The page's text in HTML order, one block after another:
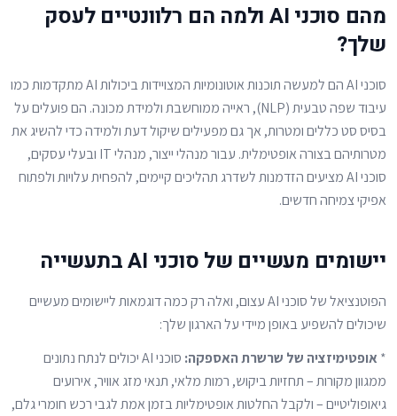
מהם סוכני AI ולמה הם רלוונטיים לעסק
שלך?
סוכני AI הם למעשה תוכנות אוטונומיות המצויידות ביכולות AI מתקדמות כמו
עיבוד שפה טבעית (NLP), ראייה ממוחשבת ולמידת מכונה. הם פועלים על
בסיס סט כללים ומטרות, אך גם מפעילים שיקול דעת ולמידה כדי להשיג את
מטרותיהם בצורה אופטימלית. עבור מנהלי ייצור, מנהלי IT ובעלי עסקים,
סוכני AI מציעים הזדמנות לשדרג תהליכים קיימים, להפחית עלויות ולפתוח
אפיקי צמיחה חדשים.
יישומים מעשיים של סוכני AI בתעשייה
הפוטנציאל של סוכני AI עצום, ואלה רק כמה דוגמאות ליישומים מעשיים
שיכולים להשפיע באופן מיידי על הארגון שלך:
* אופטימיזציה של שרשרת האספקה:
סוכני AI יכולים לנתח נתונים
ממגוון מקורות – תחזיות ביקוש, רמות מלאי, תנאי מזג אוויר, אירועים
גיאופוליטיים – ולקבל החלטות אופטימליות בזמן אמת לגבי רכש חומרי גלם,